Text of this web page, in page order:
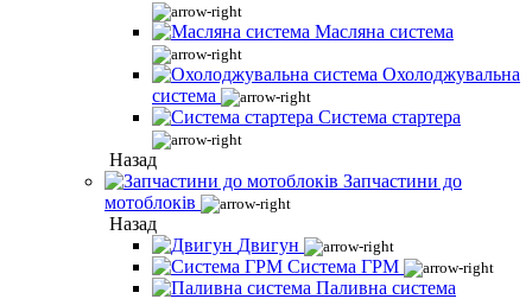
Масляна система
Охолоджувальна
система
Система стартера
Назад
Запчастини до
мотоблоків
Назад
Двигун
Система ГРМ
Паливна система